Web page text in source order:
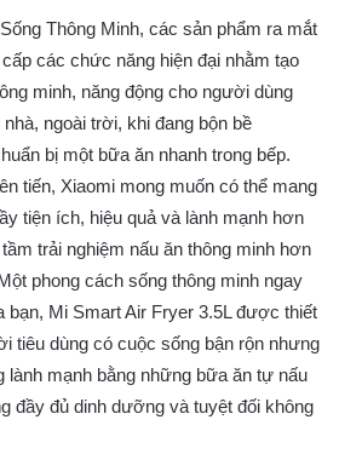
Thông Minh, các sản phẩm ra mắt
các chức năng hiện đại nhằm tạo
minh, năng động cho người dùng
ngoài trời, khi đang bộn bề
bị một bữa ăn nhanh trong bếp.
tiến, Xiaomi mong muốn có thể mang
tiện ích, hiệu quả và lành mạnh hơn
trải nghiệm nấu ăn thông minh hơn
phong cách sống thông minh ngay
bạn, Mi Smart Air Fryer 3.5L được thiết
tiêu dùng có cuộc sống bận rộn nhưng
lành mạnh bằng những bữa ăn tự nấu
đầy đủ dinh dưỡng và tuyệt đối không